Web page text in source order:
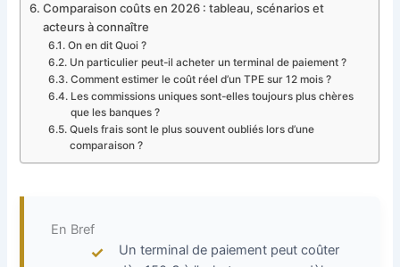
Comparaison coûts en 2026 : tableau, scénarios et
acteurs à connaître
On en dit Quoi ?
Un particulier peut-il acheter un terminal de paiement ?
Comment estimer le coût réel d’un TPE sur 12 mois ?
Les commissions uniques sont-elles toujours plus chères
que les banques ?
Quels frais sont le plus souvent oubliés lors d’une
comparaison ?
En Bref
Un terminal de paiement peut coûter